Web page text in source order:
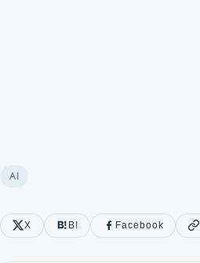
AI
X B! Facebook